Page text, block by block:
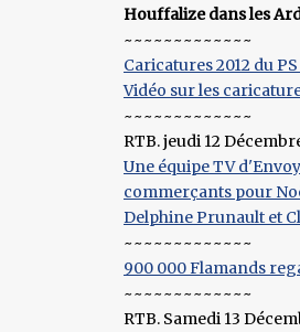
Houffalize dans les
~~~~~~~~~~~~~
Caricatures 2012 du
Vidéo sur les
~~~~~~~~~~~~~
RTB. jeudi 12
Une équipe TV
commerçants pour
Delphine Prunault et
~~~~~~~~~~~~~
900 000 Flamands
~~~~~~~~~~~~~
RTB. Samedi 13